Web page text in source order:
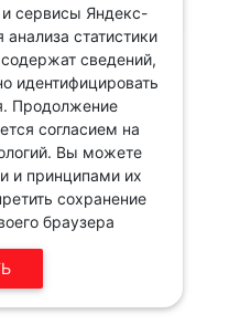
и сервисы Яндекс-
статистики
сведений,
идентифицировать
Продолжение
согласием на
Вы можете
и принципами их
сохранение
браузера
в рабочие
18:00
45